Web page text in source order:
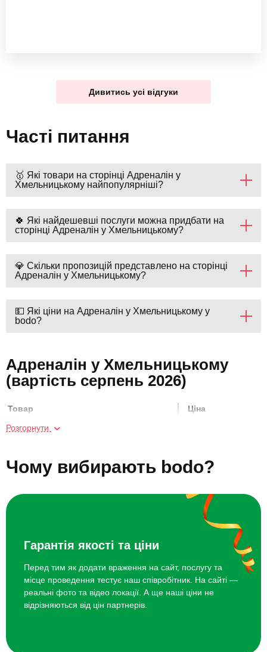
Дивитись усі відгуки
Часті питання
🥇 Які товари на сторінці Адреналін у
Хмельницькому найпопулярніші?
🍀 Які найдешевші послуги можна придбати на
сторінці Адреналін у Хмельницькому?
💎 Скільки пропозицій представлено на сторінці
Адреналін у Хмельницькому?
💵 Які ціни на Адреналін у Хмельницькому у
bodo?
Адреналін у Хмельницькому
(вартість серпень 2026)
Товар Ціна
4200 грн
Майстер-клас їзди на мотоциклі
Курс екстремального водіння 10000 грн
Екстремальне водіння
Розгорнути
Чому вибирають bodo?
Гарантія якості та ціни
Перед тим як додати враження на сайт, послугу та
місце проведення тестує наш співробітник. На сайті —
реальні фото та відео локації. А ще наші ціни не
відрізняються від цін партнерів.